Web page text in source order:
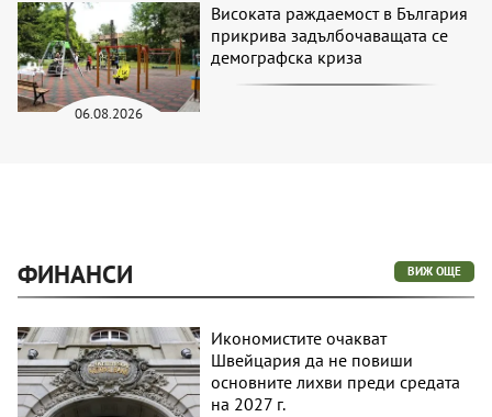
06.08.2026
Високата раждаемост в България
прикрива задълбочаващата се
демографска криза
ФИНАНСИ ВИЖ ОЩЕ
Икономистите очакват
Швейцария да не повиши
основните лихви преди средата
на 2027 г.